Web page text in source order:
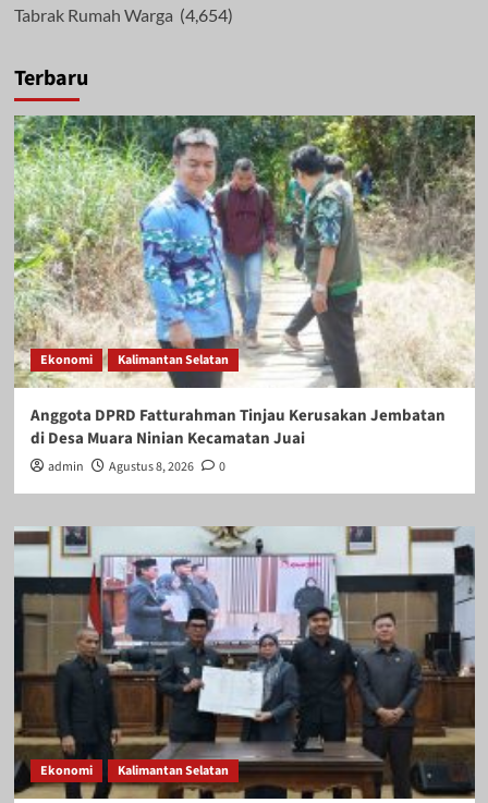
Tabrak Rumah Warga (4,654)
Terbaru
Ekonomi Kalimantan Selatan
Anggota DPRD Fatturahman Tinjau Kerusakan Jembatan
di Desa Muara Ninian Kecamatan Juai
admin Agustus 8, 2026 0
Ekonomi Kalimantan Selatan